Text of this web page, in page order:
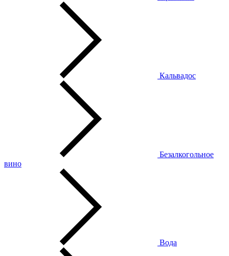
Кальвадос
Безалкогольное
вино
Вода